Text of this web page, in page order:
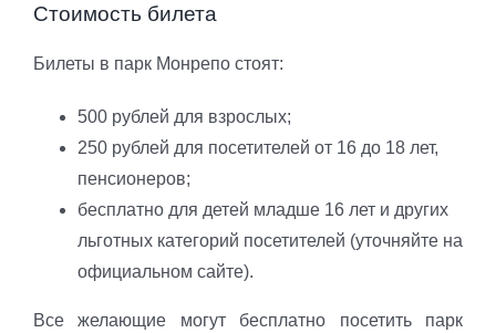
Стоимость билета
Билеты в парк Монрепо стоят:
500 рублей для взрослых;
250 рублей для посетителей от 16 до 18 лет,
пенсионеров;
бесплатно для детей младше 16 лет и других
льготных категорий посетителей (уточняйте на
официальном сайте).
Все желающие могут бесплатно посетить парк